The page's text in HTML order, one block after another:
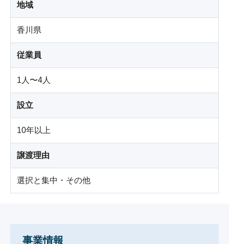
地域
香川県
従業員
1人〜4人
設立
10年以上
譲渡理由
選択と集中・その他
事業情報